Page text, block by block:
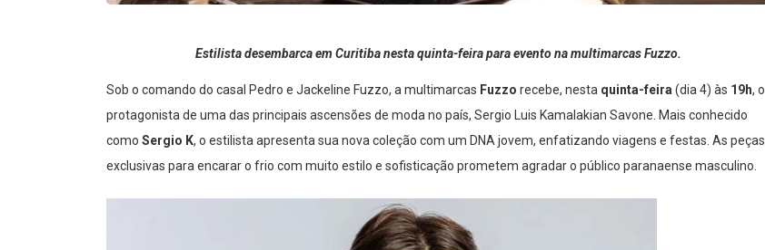
Estilista desembarca em Curitiba nesta quinta-feira para evento na multimarcas Fuzzo.
Sob o comando do casal Pedro e Jackeline Fuzzo, a multimarcas Fuzzo recebe, nesta quinta-feira(dia 4) às 19h, o
protagonista de uma das principais ascensões de moda no país, Sergio Luis Kamalakian Savone. Mais conhecido
como Sergio K, o estilista apresenta sua nova coleção com um DNA jovem, enfatizando viagens e festas. As peças
exclusivas para encarar o frio com muito estilo e sofisticação prometem agradar o público paranaense masculino.